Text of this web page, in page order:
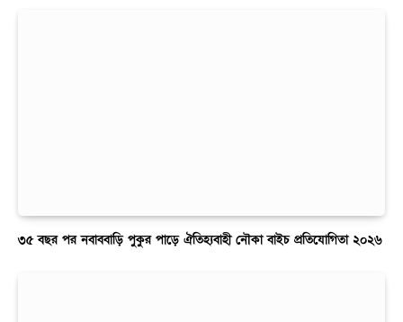
৩৫ বছর পর নবাববাড়ি পুকুর পাড়ে ঐতিহ্যবাহী নৌকা বাইচ প্রতিযোগিতা ২০২৬